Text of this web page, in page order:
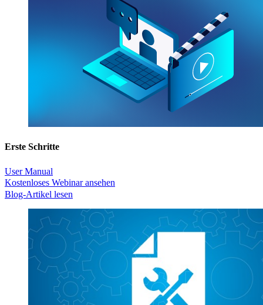
Erste Schritte
User Manual
Kostenloses Webinar ansehen
Blog-Artikel lesen